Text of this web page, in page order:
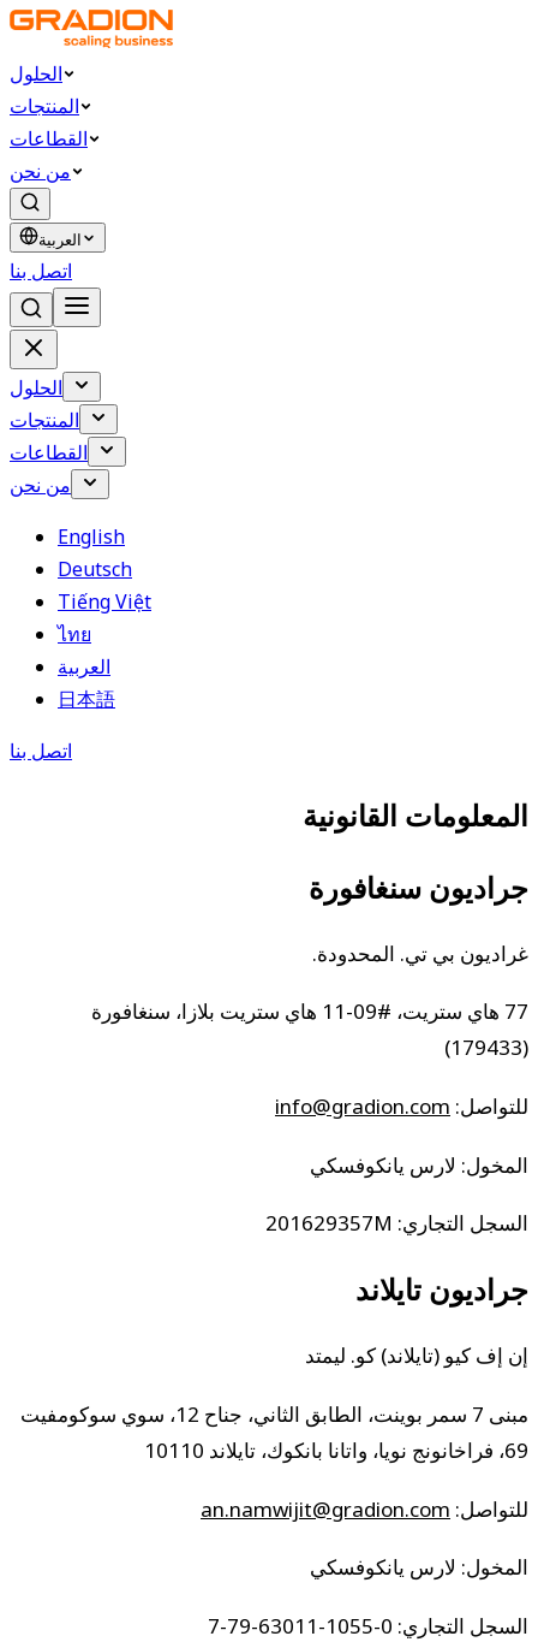
الحلول
المنتجات
القطاعات
من نحن
العربية
اتصل بنا
الحلول
المنتجات
القطاعات
من نحن
English
Deutsch
Tiếng Việt
ไทย
العربية
日本語
اتصل بنا
المعلومات القانونية
جراديون سنغافورة
غراديون بي تي. المحدودة.
77 هاي ستريت، #09-11 هاي ستريت بلازا، سنغافورة
(179433)
للتواصل: info@gradion.com
المخول: لارس يانكوفسكي
السجل التجاري: 201629357M
جراديون تايلاند
إن إف كيو (تايلاند) كو. ليمتد
مبنى 7 سمر بوينت، الطابق الثاني، جناح 12، سوي سوكومفيت
69، فراخانونج نويا، واتانا بانكوك، تايلاند 10110
للتواصل: an.namwijit@gradion.com
المخول: لارس يانكوفسكي
السجل التجاري: 0-1055-63011-79-7